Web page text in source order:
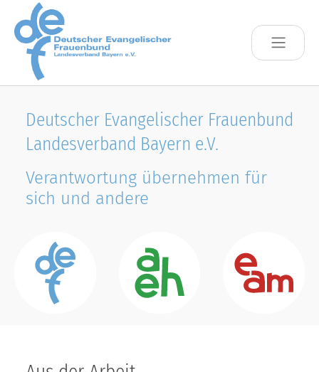
Skip to main content
Deutscher Evangelischer Frauenbund
Landesverband Bayern e.V.
Verantwortung übernehmen für
sich und andere